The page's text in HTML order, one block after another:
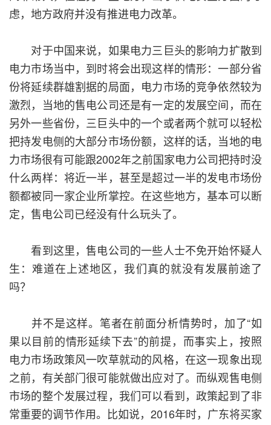
虑，地方政府并没有推进电力改革。
对于中国来说，如果电力三巨头的影响力扩散到
电力市场当中，到时将会出现这样的情形：一部分省
份将延续群雄割据的局面，电力市场的竞争依然较为
激烈，当地的售电公司还是有一定的发展空间，而在
另外一些省份，三巨头中的一个或者两个就可以轻松
把持发电侧的大部分市场份额，这样的话，当地的电
力市场很有可能跟2002年之前国家电力公司把持时没
什么两样：将近一半，甚至是超过一半的发电市场份
额都被同一家企业所掌控。在这些地方，基本可以断
定，售电公司已经没有什么玩头了。
看到这里，售电公司的一些人士不免开始怀疑人
生：难道在上述地区，我们真的就没有发展前途了
吗？
并不是这样。笔者在前面分析情势时，加了“如
果以目前的情形延续下去”的前提，而事实上，按照
电力市场政策风一吹草就动的风格，在这一现象出现
之前，有关部门很可能就做出应对了。而纵观售电侧
市场的整个发展过程，我们可以看到，政策起到了非
常重要的调节作用。比如说，2016年时，广东将买家